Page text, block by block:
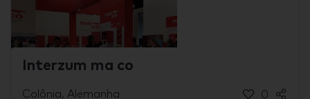
Interzum ma co
Colônia, Alemanha
0